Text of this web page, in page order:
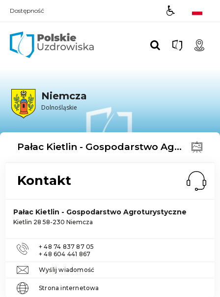
Dostępność
Niemcza
Dolnośląskie
Pałac Kietlin - Gospodarstwo Agroturystyczne
Kontakt
Pałac Kietlin - Gospodarstwo Agroturystyczne
Kietlin 28 58-230 Niemcza
+ 48 74 837 87 05
+ 48 604 441 867
Wyślij wiadomość
Strona internetowa